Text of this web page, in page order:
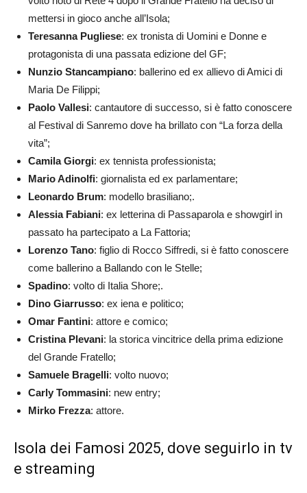
mettersi in gioco anche all’Isola;
Teresanna Pugliese: ex tronista di Uomini e Donne e
protagonista di una passata edizione del GF;
Nunzio Stancampiano: ballerino ed ex allievo di Amici di
Maria De Filippi;
Paolo Vallesi: cantautore di successo, si è fatto conoscere
al Festival di Sanremo dove ha brillato con “La forza della
vita”;
Camila Giorgi: ex tennista professionista;
Mario Adinolfi: giornalista ed ex parlamentare;
Leonardo Brum: modello brasiliano;.
Alessia Fabiani: ex letterina di Passaparola e showgirl in
passato ha partecipato a La Fattoria;
Lorenzo Tano: figlio di Rocco Siffredi, si è fatto conoscere
come ballerino a Ballando con le Stelle;
Spadino: volto di Italia Shore;.
Dino Giarrusso: ex iena e politico;
Omar Fantini: attore e comico;
Cristina Plevani: la storica vincitrice della prima edizione
del Grande Fratello;
Samuele Bragelli: volto nuovo;
Carly Tommasini: new entry;
Mirko Frezza: attore.
Isola dei Famosi 2025, dove seguirlo in tv
e streaming